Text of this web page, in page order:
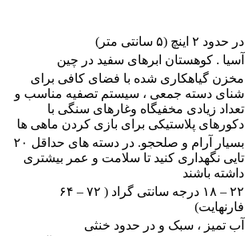
در حدود ۲ اینچ (۵ سانتی متر)
آسيا . کوهستان ابرهای سفید در چین
مخزن گیاهکاری شده با فضای کافی برای
شنای دسته جمعی ، سیستم تصفیه مناسب و
تعداد زیادی مخفیگاه وغارهای سنگی با
دکورهای پلاستیکی برای بازی کردن ماهی ها
بسیار آرام و صلحجو. در دسته های حداقل ۲۰
تایی نگهداری کنید تا سلامت و عمر بیشتری
داشته باشند
۲۲ – ۱۸ درجه سانتی گراد ( ۷۲ – ۶۴
فارنهایت)
آب تمیز ، سبک و در حدود خنثی